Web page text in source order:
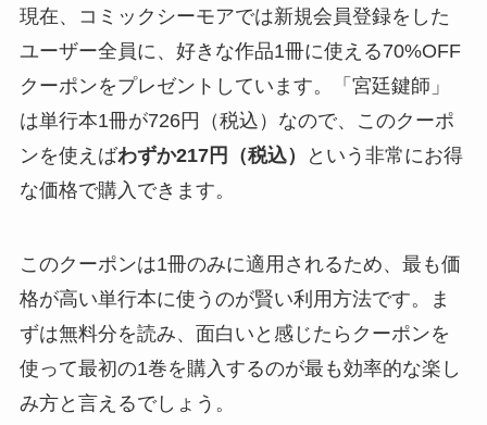
現在、コミックシーモアでは新規会員登録をした
ユーザー全員に、好きな作品1冊に使える70%OFF
クーポンをプレゼントしています。「宮廷鍵師」
は単行本1冊が726円（税込）なので、このクーポ
ンを使えばわずか217円（税込）
という非常にお得
な価格で購入できます。
このクーポンは1冊のみに適用されるため、最も価
格が高い単行本に使うのが賢い利用方法です。ま
ずは無料分を読み、面白いと感じたらクーポンを
使って最初の1巻を購入するのが最も効率的な楽し
み方と言えるでしょう。